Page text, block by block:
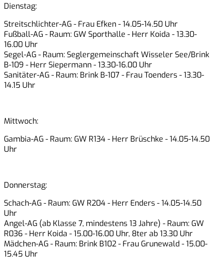
Dienstag:
Streitschlichter-AG- Frau Efken - 14.05-14.50 Uhr
Fußball-AG- Raum: GW Sporthalle - Herr Koida - 13.30-
16.00 Uhr
Segel-AG- Raum: Seglergemeinschaft Wisseler See/Brink
B-109 - Herr Siepermann - 13.30-16.00 Uhr
Sanitäter-AG- Raum: Brink B-107 - Frau Toenders - 13.30-
14.15 Uhr
Mittwoch:
Gambia-AG- Raum: GW R134 - Herr Brüschke - 14.05-14.50
Uhr
Donnerstag:
Schach-AG- Raum: GW R204 - Herr Enders - 14.05-14.50
Uhr
Angel-AG (ab Klasse 7, mindestens 13 Jahre) - Raum: GW
R036 - Herr Koida - 15.00-16.00 Uhr, 8ter ab 13.30 Uhr
Mädchen-AG- Raum: Brink B102 - Frau Grunewald - 15.00-
15.45 Uhr